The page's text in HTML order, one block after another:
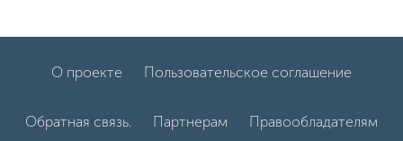
О проекте Пользовательское соглашение
Обратная связь. Партнерам Правообладателям